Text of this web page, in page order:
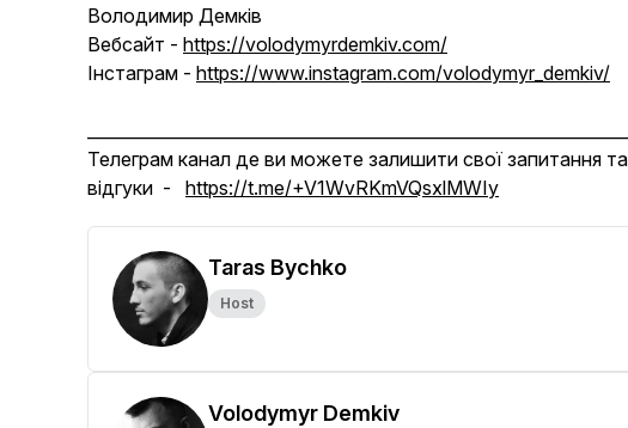
Володимир Демків
Вебсайт - https://volodymyrdemkiv.com/
Інстаграм - https://www.instagram.com/volodymyr_demkiv/
Телеграм канал де ви можете залишити свої запитання та
відгуки - https://t.me/+V1WvRKmVQsxlMWIy
Taras Bychko
Host
Volodymyr Demkiv